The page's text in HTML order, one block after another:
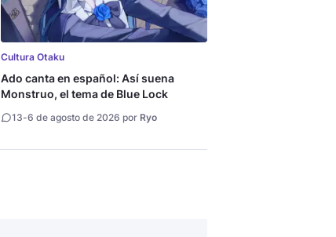
Cultura Otaku
Ado canta en español: Así suena
Monstruo, el tema de Blue Lock
13-6 de agosto de 2026 por Ryo